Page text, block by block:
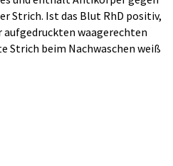
Strich. Ist das Blut RhD positiv,
waagerechten
Strich beim Nachwaschen weiß